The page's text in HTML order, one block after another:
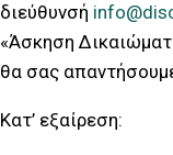
διεύθυνσή
«Άσκηση
θα σας
Κατ’ εξαίρεση: